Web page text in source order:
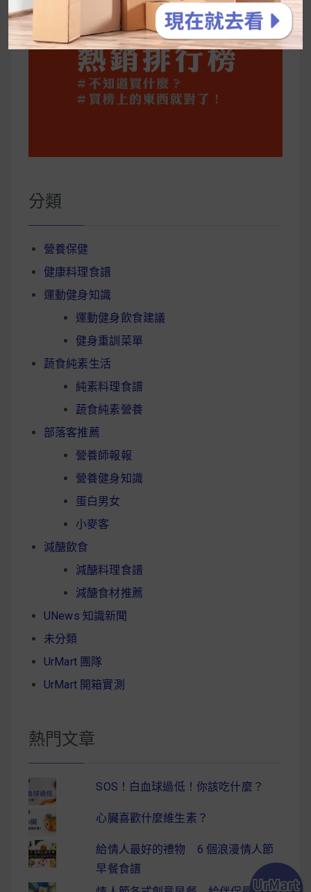
分類
營養保健
健康料理食譜
運動健身知識
運動健身飲食建議
健身重訓菜單
蔬食純素生活
純素料理食譜
蔬食純素營養
部落客推薦
營養師報報
營養健身知識
蛋白男女
小麥客
減醣飲食
減醣料理食譜
減醣食材推薦
UNews 知識新聞
未分類
UrMart 團隊
UrMart 開箱實測
熱門文章
SOS！白血球過低！你該吃什麼？
心臟喜歡什麼維生素？
給情人最好的禮物 6 個浪漫情人節
早餐食譜